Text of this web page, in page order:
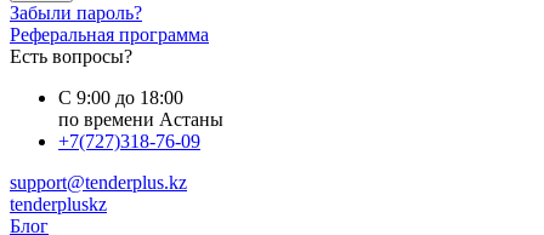
Забыли пароль?
Реферальная программа
Есть вопросы?
С 9:00 до 18:00
по времени Астаны
+7(727)318-76-09
support@tenderplus.kz
tenderpluskz
Блог